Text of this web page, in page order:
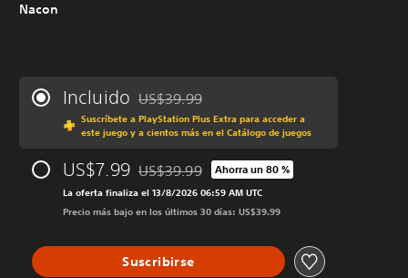
Nacon
Incluido Rebajado del precio original de US$39.99
US$39.99
Suscríbete a PlayStation Plus Extra para acceder a
este juego y a cientos más en el Catálogo de juegos
US$7.99 Rebajado del precio original de US$39.99
US$39.99 Ahorra un 80 %
La oferta finaliza el 13/8/2026 06:59 AM UTC
Precio más bajo en los últimos 30 días: US$39.99
Suscribirse